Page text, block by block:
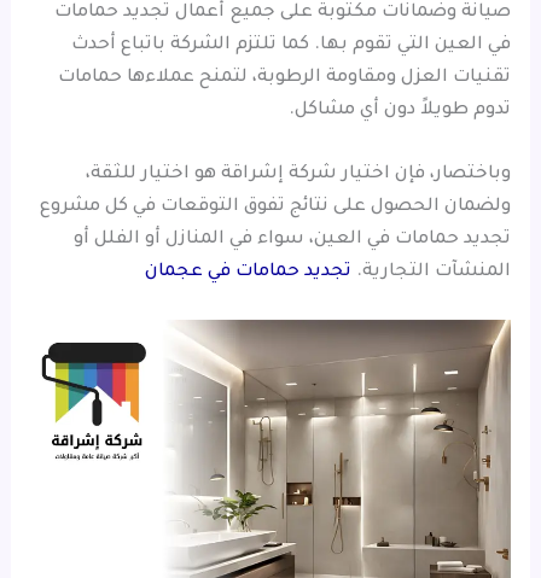
صيانة وضمانات مكتوبة على جميع أعمال تجديد حمامات
في العين التي تقوم بها. كما تلتزم الشركة باتباع أحدث
تقنيات العزل ومقاومة الرطوبة، لتمنح عملاءها حمامات
تدوم طويلاً دون أي مشاكل.
وباختصار، فإن اختيار شركة إشراقة هو اختيار للثقة،
ولضمان الحصول على نتائج تفوق التوقعات في كل مشروع
تجديد حمامات في العين، سواء في المنازل أو الفلل أو
المنشآت التجارية. تجديد حمامات في عجمان